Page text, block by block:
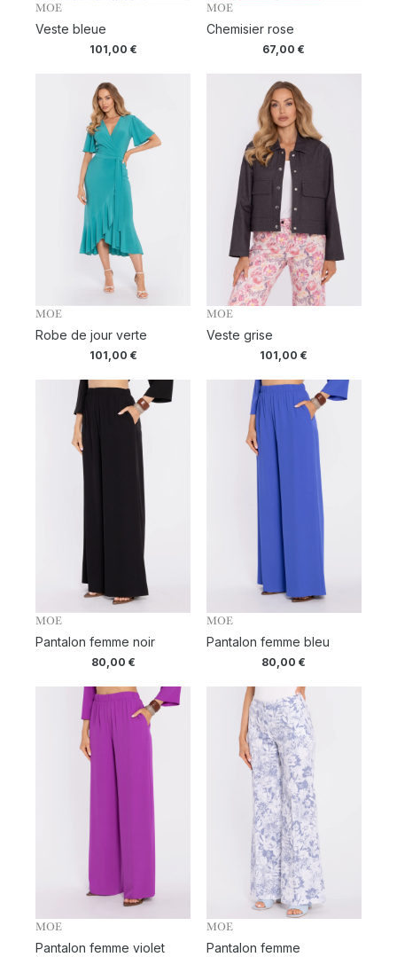
MOE
Veste bleue
101,00 €
MOE
Chemisier rose
67,00€
MOE
Robe de jour verte
101,00 €
MOE
Veste grise
101,00€
MOE
Pantalon femme noir
80,00 €
MOE
Pantalon femme bleu
80,00€
MOE
Pantalon femme violet
MOE
Pantalon femme